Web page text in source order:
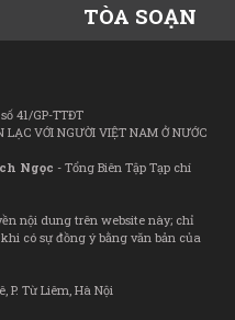
TÒA SOẠN
41/GP-TTĐT
VỚI NGƯỜI VIỆT NAM Ở NƯỚC
Ngọc - Tổng Biên Tập Tạp chí
nội dung trên website này; chỉ
có sự đồng ý bằng văn bản của
P. Từ Liêm, Hà Nội